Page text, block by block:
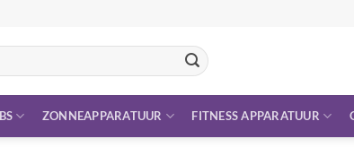
ZONNEAPPARATUUR FITNESS APPARATUUR